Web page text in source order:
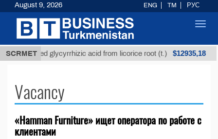
SCRMET
Unrefined glycyrrhizic acid from licorice root (t.) $12935,18
Vacancy
«Hamman Furniture» ищет оператора по работе с
клиентами
August 9, 2026 ENG TM РУС